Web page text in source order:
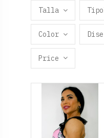
Talla
Color
Price